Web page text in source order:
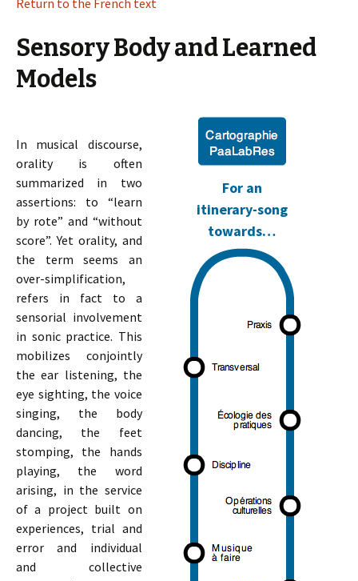
Return to the French text
Sensory Body and Learned
Models
For an
itinerary-song
towards…
In musical discourse,
orality is often
summarized in two
assertions: to “learn
by rote” and “without
score”. Yet orality, and
the term seems an
over-simplification,
refers in fact to a
sensorial involvement
in sonic practice. This
mobilizes conjointly
the ear listening, the
eye sighting, the voice
singing, the body
dancing, the feet
stomping, the hands
playing, the word
arising, in the service
of a project built on
experiences, trial and
error and individual
and collective